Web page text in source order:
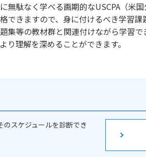
駄なく学べる画期的なUSCPA（米国
できますので、身に付けるべき学習課
集等の教材群と関連付けながら学習で
理解を深めることができます。
スケジュールを診断でき